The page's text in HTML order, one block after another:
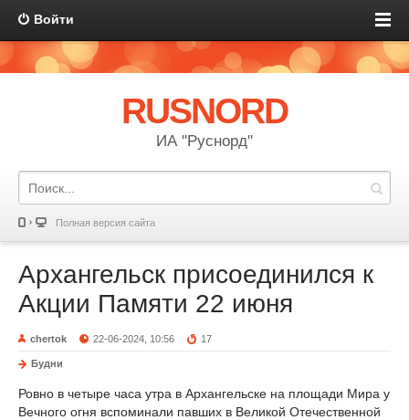
Войти
RUSNORD
ИА "Руснорд"
Полная версия сайта
Архангельск присоединился к
Акции Памяти 22 июня
chertok 22-06-2024, 10:56 17
Будни
Ровно в четыре часа утра в Архангельске на площади Мира у
Вечного огня вспоминали павших в Великой Отечественной